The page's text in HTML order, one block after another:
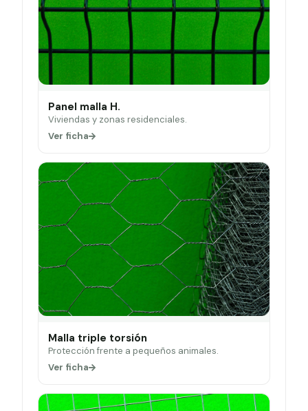
Panel malla H.
Viviendas y zonas residenciales.
Ver ficha
Malla triple torsión
Protección frente a pequeños animales.
Ver ficha